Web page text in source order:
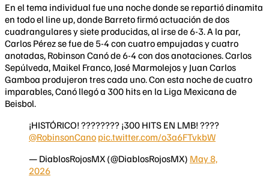
En el tema individual fue una noche donde se repartió dinamita
en todo el line up, donde Barreto firmó actuación de dos
cuadrangulares y siete producidas, al irse de 6-3. A la par,
Carlos Pérez se fue de 5-4 con cuatro empujadas y cuatro
anotadas, Robinson Canó de 6-4 con dos anotaciones. Carlos
Sepúlveda, Maikel Franco, José Marmolejos y Juan Carlos
Gamboa produjeron tres cada uno. Con esta noche de cuatro
imparables, Canó llegó a 300 hits en la Liga Mexicana de
Beisbol.
¡HISTÓRICO! ???????? ¡300 HITS EN LMB! ????
@RobinsonCano pic.twitter.com/o3a6FTvkbW
— DiablosRojosMX (@DiablosRojosMX) May 8,
2026